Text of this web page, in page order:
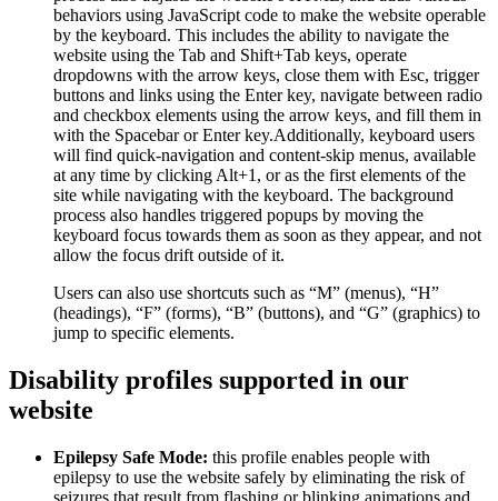
behaviors using JavaScript code to make the website operable
by the keyboard. This includes the ability to navigate the
website using the Tab and Shift+Tab keys, operate
dropdowns with the arrow keys, close them with Esc, trigger
buttons and links using the Enter key, navigate between radio
and checkbox elements using the arrow keys, and fill them in
with the Spacebar or Enter key.Additionally, keyboard users
will find quick-navigation and content-skip menus, available
at any time by clicking Alt+1, or as the first elements of the
site while navigating with the keyboard. The background
process also handles triggered popups by moving the
keyboard focus towards them as soon as they appear, and not
allow the focus drift outside of it.
Users can also use shortcuts such as “M” (menus), “H”
(headings), “F” (forms), “B” (buttons), and “G” (graphics) to
jump to specific elements.
Disability profiles supported in our
website
Epilepsy Safe Mode: this profile enables people with
epilepsy to use the website safely by eliminating the risk of
seizures that result from flashing or blinking animations and